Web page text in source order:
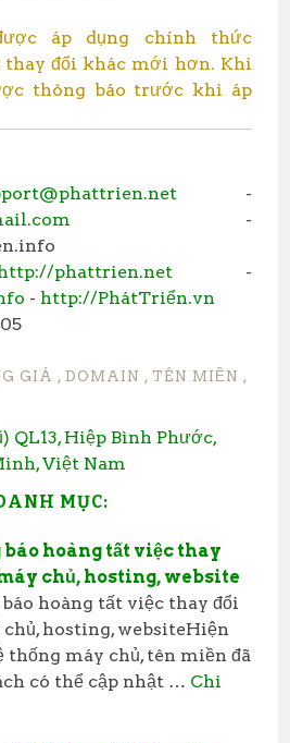
áp dụng chính thức
thay đổi khác mới hơn. Khi
thông báo trước khi áp
-
-
phattrien.net-
- http://PhátTriển.vn
GIÁ , DOMAIN , TÊN MIỀN ,
QL13, Hiệp Bình Phước,
Việt Nam
MỤC:
báo hoàng tất việc thay
chủ, hosting, website
hoàng tất việc thay đổi
hosting, websiteHiện
thống máy chủ, tên miền đã
có thể cập nhật … Chi